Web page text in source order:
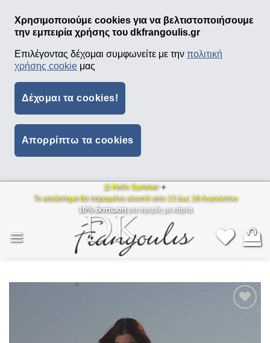
Χρησιμοποιούμε cookies για να βελτιστοποιήσουμε
την εμπειρία χρήσης του dkfrangoulis.gr
Επιλέγοντας δέχομαι συμφωνείτε με την πολιτική
χρήσης cookie μας
Δέχομαι τα cookies!
Απορρίπτω τα cookies
⛱ Hello Summer ☀️
Το κατάστημα θα παραμείνει κλειστό απο 13 έως 18 Αυγούστου
10% έκπτωσηγια αγορές με κάρτα